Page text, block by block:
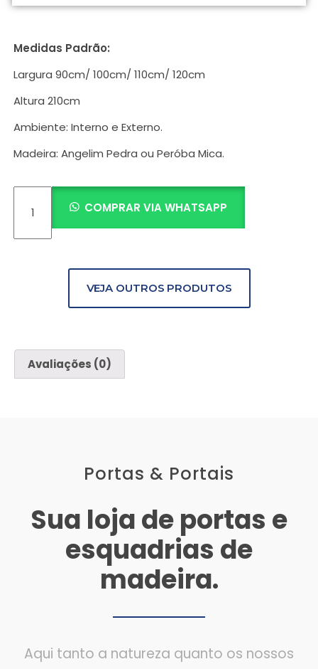
Medidas Padrão:
Largura 90cm/ 100cm/ 110cm/ 120cm
Altura 210cm
Ambiente: Interno e Externo.
Madeira: Angelim Pedra ou Peróba Mica.
COMPRAR VIA WHATSAPP
VEJA OUTROS PRODUTOS
Avaliações (0)
Portas & Portais
Sua loja de portas e
esquadrias de
madeira.
Aqui tanto a natureza quanto os nossos